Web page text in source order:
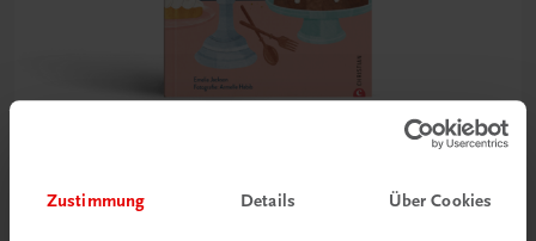
Zustimmung Details Über Cookies
Die Butter mit dem Zucker schaumig schlagen